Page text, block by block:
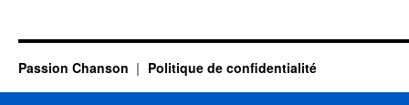
Passion Chanson Politique de confidentialité